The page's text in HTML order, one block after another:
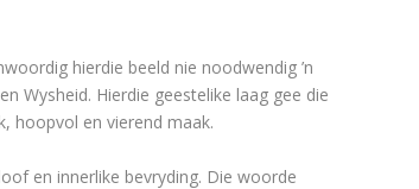
hierdie beeld nie noodwendig ’n
Wysheid. Hierdie geestelike laag gee die
hoopvol en vierend maak.
en innerlike bevryding. Die woorde